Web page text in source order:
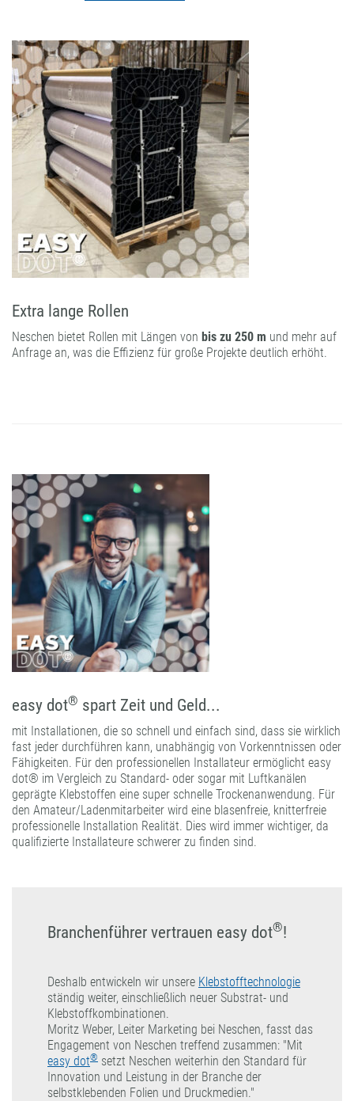
Extra lange Rollen
Neschen bietet Rollen mit Längen von bis zu 250 m und mehr auf
Anfrage an, was die Effizienz für große Projekte deutlich erhöht.
easy dot® spart Zeit und Geld...
mit Installationen, die so schnell und einfach sind, dass sie wirklich
fast jeder durchführen kann, unabhängig von Vorkenntnissen oder
Fähigkeiten. Für den professionellen Installateur ermöglicht easy
dot® im Vergleich zu Standard- oder sogar mit Luftkanälen
geprägte Klebstoffen eine super schnelle Trockenanwendung. Für
den Amateur/Ladenmitarbeiter wird eine blasenfreie, knitterfreie
professionelle Installation Realität. Dies wird immer wichtiger, da
qualifizierte Installateure schwerer zu finden sind.
Branchenführer vertrauen easy dot®!
Deshalb entwickeln wir unsere Klebstofftechnologie
ständig weiter, einschließlich neuer Substrat- und
Klebstoffkombinationen.
Moritz Weber, Leiter Marketing bei Neschen, fasst das
Engagement von Neschen treffend zusammen: "Mit
easy dot® setzt Neschen weiterhin den Standard für
Innovation und Leistung in der Branche der
selbstklebenden Folien und Druckmedien."